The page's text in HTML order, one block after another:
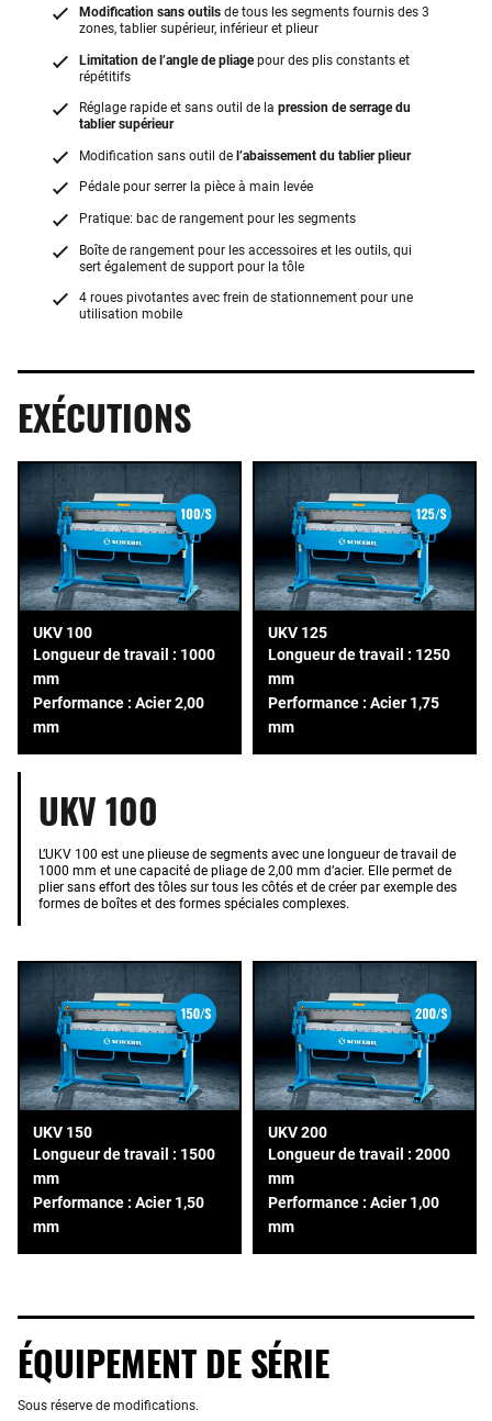
Modification sans outils de tous les segments fournis des 3
zones, tablier supérieur, inférieur et plieur
Limitation de l’angle de pliagepour des plis constants et
répétitifs
Réglage rapide et sans outil de la pression de serrage du
tablier supérieur
Modification sans outil de l’abaissement du tablier plieur
Pédale pour serrer la pièce à main levée
Pratique: bac de rangement pour les segments
Boîte de rangement pour les accessoires et les outils, qui
sert également de support pour la tôle
4 roues pivotantes avec frein de stationnement pour une
utilisation mobile
EXÉCUTIONS
UKV 100
Longueur de travail : 1000
mm
Performance : Acier 2,00
mm
UKV 125
Longueur de travail : 1250
mm
Performance : Acier 1,75
mm
UKV 100
L’UKV 100 est une plieuse de segments avec une longueur de travail de
1000 mm et une capacité de pliage de 2,00 mm d’acier. Elle permet de
plier sans effort des tôles sur tous les côtés et de créer par exemple des
formes de boîtes et des formes spéciales complexes.
UKV 150
Longueur de travail : 1500
mm
Performance : Acier 1,50
mm
UKV 200
Longueur de travail : 2000
mm
Performance : Acier 1,00
mm
ÉQUIPEMENT DE SÉRIE
Sous réserve de modifications.